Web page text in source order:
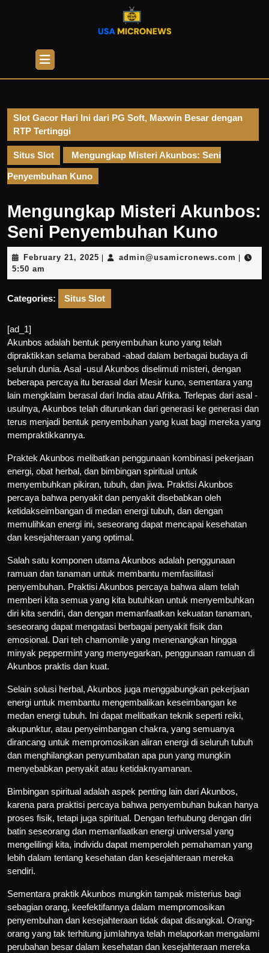
Open
Button
Slot Gacor Hari Ini dari PG Soft, Maxwin Besar dengan
RTP Tertinggi
Situs Slot Mengungkap Misteri Akunbos: Seni
Penyembuhan Kuno
Mengungkap Misteri Akunbos:
Seni Penyembuhan Kuno
February 21, 2025 February
2025
admin@usamicronews.com
5:50 am
Categories: Situs Slot
[ad_1]
Akunbos adalah bentuk penyembuhan kuno yang telah
dipraktikkan selama berabad -abad dalam berbagai budaya di
seluruh dunia. Asal -usul Akunbos diselimuti misteri, dengan
beberapa percaya itu berasal dari Mesir kuno, sementara yang
lain mengklaim berasal dari India atau Afrika. Terlepas dari asal -
usulnya, Akunbos telah diturunkan dari generasi ke generasi dan
terus menjadi bentuk penyembuhan yang kuat bagi mereka yang
mempraktikkannya.
Praktek Akunbos melibatkan penggunaan kombinasi pekerjaan
energi, obat herbal, dan bimbingan spiritual untuk
menyembuhkan pikiran, tubuh, dan jiwa. Praktisi Akunbos
percaya bahwa penyakit dan penyakit disebabkan oleh
ketidakseimbangan di medan energi tubuh, dan dengan
memulihkan energi ini, seseorang dapat mencapai kesehatan
dan kesejahteraan yang optimal.
Salah satu komponen utama Akunbos adalah penggunaan
ramuan dan tanaman untuk membantu memfasilitasi
penyembuhan. Praktisi Akunbos percaya bahwa alam telah
memberi kita semua yang kita butuhkan untuk menyembuhkan
diri kita sendiri, dan dengan memanfaatkan kekuatan tanaman,
seseorang dapat mengatasi berbagai penyakit fisik dan
emosional. Dari teh chamomile yang menenangkan hingga
minyak peppermint yang menyegarkan, penggunaan ramuan di
Akunbos praktis dan kuat.
Selain solusi herbal, Akunbos juga menggabungkan pekerjaan
energi untuk membantu mengembalikan keseimbangan ke
medan energi tubuh. Ini dapat melibatkan teknik seperti reiki,
akupunktur, atau penyeimbangan chakra, yang semuanya
dirancang untuk mempromosikan aliran energi di seluruh tubuh
dan menghilangkan penyumbatan apa pun yang mungkin
menyebabkan penyakit atau ketidaknyamanan.
Bimbingan spiritual adalah aspek penting lain dari Akunbos,
karena para praktisi percaya bahwa penyembuhan bukan hanya
proses fisik, tetapi juga spiritual. Dengan terhubung dengan diri
batin seseorang dan memanfaatkan energi universal yang
mengelilingi kita, individu dapat memperoleh pemahaman yang
lebih dalam tentang kesehatan dan kesejahteraan mereka
sendiri.
Sementara praktik Akunbos mungkin tampak misterius bagi
sebagian orang, keefektifannya dalam mempromosikan
penyembuhan dan kesejahteraan tidak dapat disangkal. Orang-
orang yang tak terhitung jumlahnya telah melaporkan mengalami
perubahan besar dalam kesehatan dan kesejahteraan mereka